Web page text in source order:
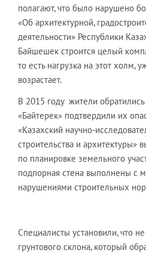
полагают, что было нарушено
«Об архитектурной,
деятельности» Республики
Байшешек строится целый
то есть нагрузка на этот холм,
возрастает.
В 2015 году жители
«Байтерек» подтвердили их
«Казахский научно-
строительства и архитектуры»
по планировке земельного
подпорная стена выполнены с
нарушениями строительных
Специалисты установили, что
грунтового склона, который